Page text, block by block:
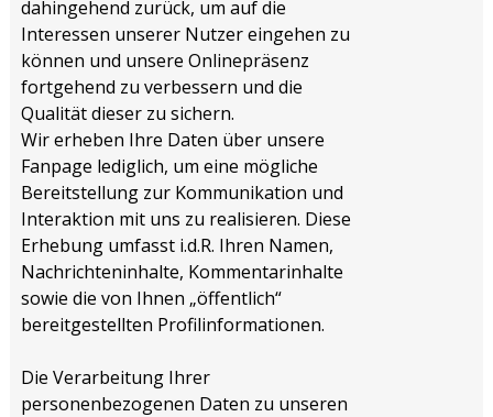
dahingehend zurück, um auf die
Interessen unserer Nutzer eingehen zu
können und unsere Onlinepräsenz
fortgehend zu verbessern und die
Qualität dieser zu sichern.
Wir erheben Ihre Daten über unsere
Fanpage lediglich, um eine mögliche
Bereitstellung zur Kommunikation und
Interaktion mit uns zu realisieren. Diese
Erhebung umfasst i.d.R. Ihren Namen,
Nachrichteninhalte, Kommentarinhalte
sowie die von Ihnen „öffentlich“
bereitgestellten Profilinformationen.
Die Verarbeitung Ihrer
personenbezogenen Daten zu unseren